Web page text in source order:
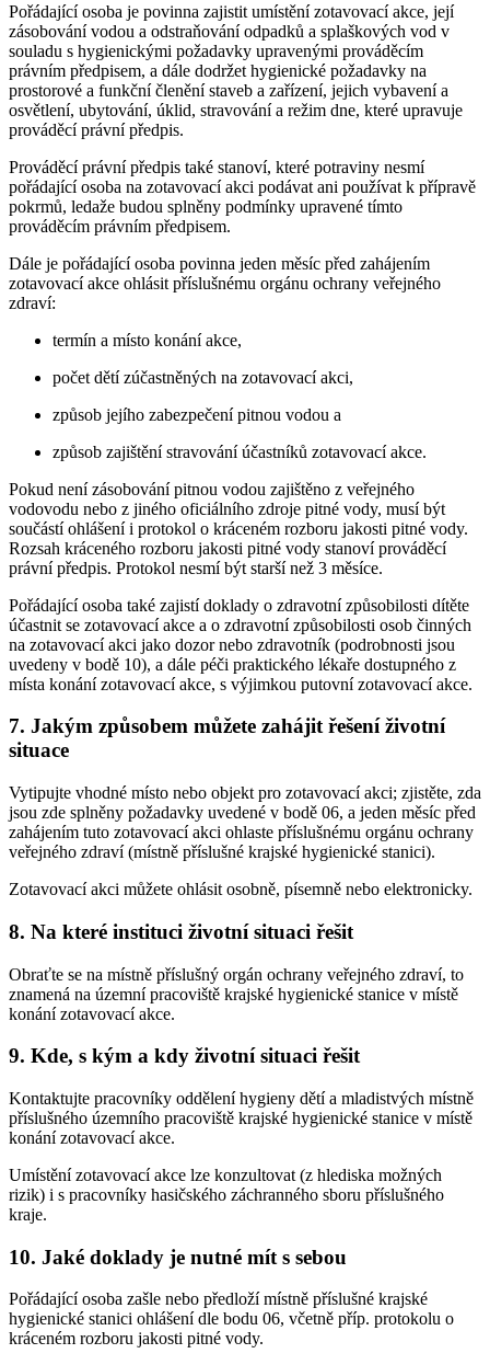
Pořádající osoba je povinna zajistit umístění zotavovací akce, její
zásobování vodou a odstraňování odpadků a splaškových vod v
souladu s hygienickými požadavky upravenými prováděcím
právním předpisem, a dále dodržet hygienické požadavky na
prostorové a funkční členění staveb a zařízení, jejich vybavení a
osvětlení, ubytování, úklid, stravování a režim dne, které upravuje
prováděcí právní předpis.
Prováděcí právní předpis také stanoví, které potraviny nesmí
pořádající osoba na zotavovací akci podávat ani používat k přípravě
pokrmů, ledaže budou splněny podmínky upravené tímto
prováděcím právním předpisem.
Dále je pořádající osoba povinna jeden měsíc před zahájením
zotavovací akce ohlásit příslušnému orgánu ochrany veřejného
zdraví:
termín a místo konání akce,
počet dětí zúčastněných na zotavovací akci,
způsob jejího zabezpečení pitnou vodou a
způsob zajištění stravování účastníků zotavovací akce.
Pokud není zásobování pitnou vodou zajištěno z veřejného
vodovodu nebo z jiného oficiálního zdroje pitné vody, musí být
součástí ohlášení i protokol o kráceném rozboru jakosti pitné vody.
Rozsah kráceného rozboru jakosti pitné vody stanoví prováděcí
právní předpis. Protokol nesmí být starší než 3 měsíce.
Pořádající osoba také zajistí doklady o zdravotní způsobilosti dítěte
účastnit se zotavovací akce a o zdravotní způsobilosti osob činných
na zotavovací akci jako dozor nebo zdravotník (podrobnosti jsou
uvedeny v bodě 10), a dále péči praktického lékaře dostupného z
místa konání zotavovací akce, s výjimkou putovní zotavovací akce.
7. Jakým způsobem můžete zahájit řešení životní
situace
Vytipujte vhodné místo nebo objekt pro zotavovací akci; zjistěte, zda
jsou zde splněny požadavky uvedené v bodě 06, a jeden měsíc před
zahájením tuto zotavovací akci ohlaste příslušnému orgánu ochrany
veřejného zdraví (místně příslušné krajské hygienické stanici).
Zotavovací akci můžete ohlásit osobně, písemně nebo elektronicky.
8. Na které instituci životní situaci řešit
Obraťte se na místně příslušný orgán ochrany veřejného zdraví, to
znamená na územní pracoviště krajské hygienické stanice v místě
konání zotavovací akce.
9. Kde, s kým a kdy životní situaci řešit
Kontaktujte pracovníky oddělení hygieny dětí a mladistvých místně
příslušného územního pracoviště krajské hygienické stanice v místě
konání zotavovací akce.
Umístění zotavovací akce lze konzultovat (z hlediska možných
rizik) i s pracovníky hasičského záchranného sboru příslušného
kraje.
10. Jaké doklady je nutné mít s sebou
Pořádající osoba zašle nebo předloží místně příslušné krajské
hygienické stanici ohlášení dle bodu 06, včetně příp. protokolu o
kráceném rozboru jakosti pitné vody.